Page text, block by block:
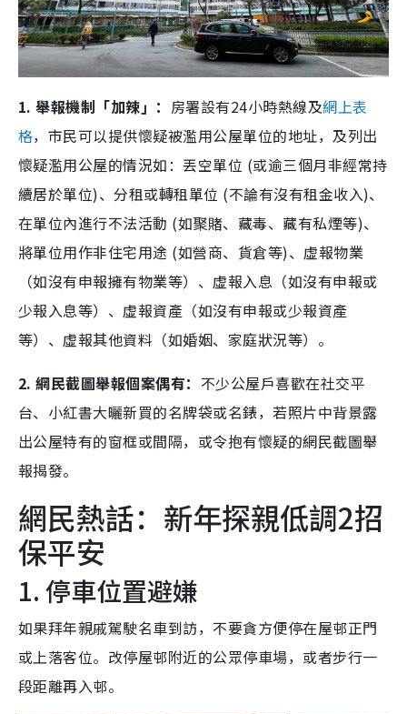
1. 舉報機制「加辣」： 房署設有24小時熱線及網上表
格，市民可以提供懷疑被濫用公屋單位的地址，及列出
懷疑濫用公屋的情況如：丟空單位 (或逾三個月非經常持
續居於單位)、分租或轉租單位 (不論有沒有租金收入)、
在單位內進行不法活動 (如聚賭、藏毒、藏有私煙等)、
將單位用作非住宅用途 (如營商、貨倉等)、虛報物業
（如沒有申報擁有物業等）、虛報入息（如沒有申報或
少報入息等）、虛報資產（如沒有申報或少報資產
等）、虛報其他資料（如婚姻、家庭狀況等）。
2. 網民截圖舉報個案偶有： 不少公屋戶喜歡在社交平
台、小紅書大曬新買的名牌袋或名錶，若照片中背景露
出公屋特有的窗框或間隔，或令抱有懷疑的網民截圖舉
報揭發。
網民熱話：新年探親低調2招
保平安
1. 停車位置避嫌
如果拜年親戚駕駛名車到訪，不要貪方便停在屋邨正門
或上落客位。改停屋邨附近的公眾停車場，或者步行一
段距離再入邨。